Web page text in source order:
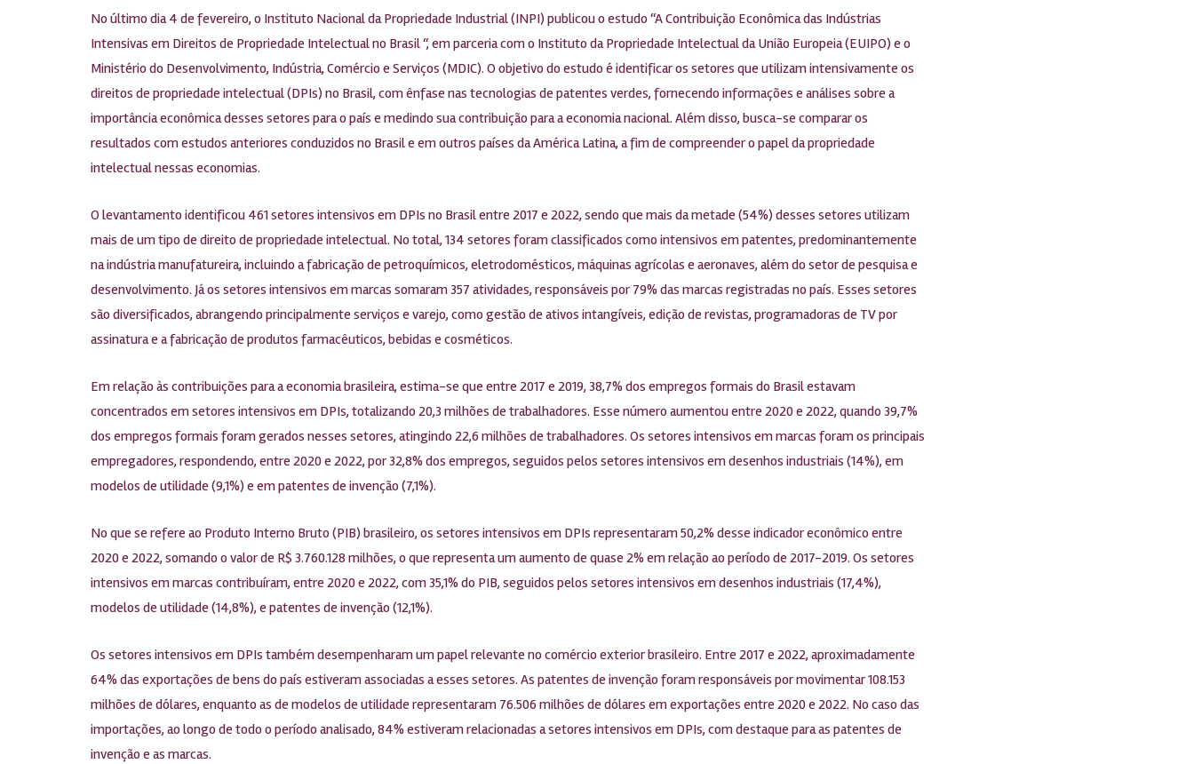
No último dia 4 de fevereiro, o Instituto Nacional da Propriedade Industrial (INPI) publicou o estudo “A Contribuição Econômica das Indústrias
Intensivas em Direitos de Propriedade Intelectual no Brasil “, em parceria com o Instituto da Propriedade Intelectual da União Europeia (EUIPO) e o
Ministério do Desenvolvimento, Indústria, Comércio e Serviços (MDIC). O objetivo do estudo é identificar os setores que utilizam intensivamente os
direitos de propriedade intelectual (DPIs) no Brasil, com ênfase nas tecnologias de patentes verdes, fornecendo informações e análises sobre a
importância econômica desses setores para o país e medindo sua contribuição para a economia nacional. Além disso, busca-se comparar os
resultados com estudos anteriores conduzidos no Brasil e em outros países da América Latina, a fim de compreender o papel da propriedade
intelectual nessas economias.
O levantamento identificou 461 setores intensivos em DPIs no Brasil entre 2017 e 2022, sendo que mais da metade (54%) desses setores utilizam
mais de um tipo de direito de propriedade intelectual. No total, 134 setores foram classificados como intensivos em patentes, predominantemente
na indústria manufatureira, incluindo a fabricação de petroquímicos, eletrodomésticos, máquinas agrícolas e aeronaves, além do setor de pesquisa e
desenvolvimento. Já os setores intensivos em marcas somaram 357 atividades, responsáveis por 79% das marcas registradas no país. Esses setores
são diversificados, abrangendo principalmente serviços e varejo, como gestão de ativos intangíveis, edição de revistas, programadoras de TV por
assinatura e a fabricação de produtos farmacêuticos, bebidas e cosméticos.
Em relação às contribuições para a economia brasileira, estima-se que entre 2017 e 2019, 38,7% dos empregos formais do Brasil estavam
concentrados em setores intensivos em DPIs, totalizando 20,3 milhões de trabalhadores. Esse número aumentou entre 2020 e 2022, quando 39,7%
dos empregos formais foram gerados nesses setores, atingindo 22,6 milhões de trabalhadores. Os setores intensivos em marcas foram os principais
empregadores, respondendo, entre 2020 e 2022, por 32,8% dos empregos, seguidos pelos setores intensivos em desenhos industriais (14%), em
modelos de utilidade (9,1%) e em patentes de invenção (7,1%).
No que se refere ao Produto Interno Bruto (PIB) brasileiro, os setores intensivos em DPIs representaram 50,2% desse indicador econômico entre
2020 e 2022, somando o valor de R$ 3.760.128 milhões, o que representa um aumento de quase 2% em relação ao período de 2017-2019. Os setores
intensivos em marcas contribuíram, entre 2020 e 2022, com 35,1% do PIB, seguidos pelos setores intensivos em desenhos industriais (17,4%),
modelos de utilidade (14,8%), e patentes de invenção (12,1%).
Os setores intensivos em DPIs também desempenharam um papel relevante no comércio exterior brasileiro. Entre 2017 e 2022, aproximadamente
64% das exportações de bens do país estiveram associadas a esses setores. As patentes de invenção foram responsáveis por movimentar 108.153
milhões de dólares, enquanto as de modelos de utilidade representaram 76.506 milhões de dólares em exportações entre 2020 e 2022. No caso das
importações, ao longo de todo o período analisado, 84% estiveram relacionadas a setores intensivos em DPIs, com destaque para as patentes de
invenção e as marcas.